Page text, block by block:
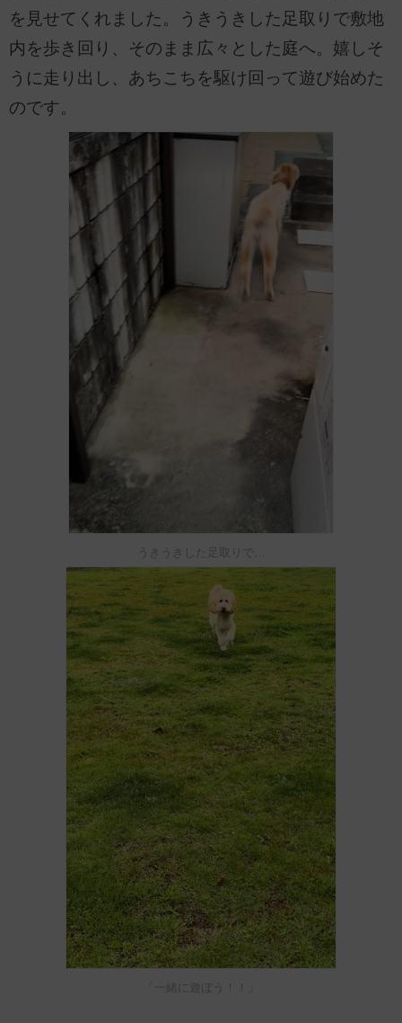
を見せてくれました。うきうきした足取りで敷地
内を歩き回り、そのまま広々とした庭へ。嬉しそ
うに走り出し、あちこちを駆け回って遊び始めた
のです。
「一緒に遊ぼう！！」